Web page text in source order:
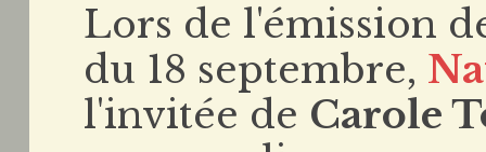
Lors de l'émission
du 18 septembre,
l'invitée de Carole